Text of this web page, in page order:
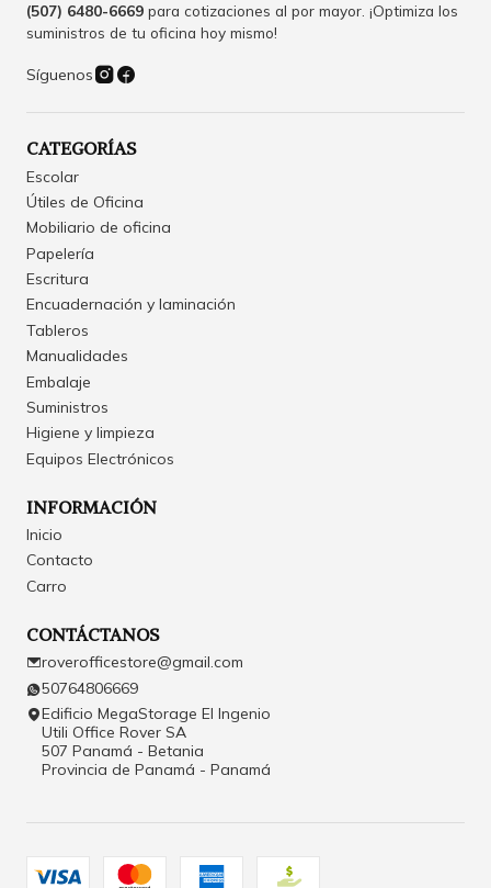
(507) 6480-6669 para cotizaciones al por mayor. ¡Optimiza los
suministros de tu oficina hoy mismo!
Síguenos
CATEGORÍAS
Escolar
Útiles de Oficina
Mobiliario de oficina
Papelería
Escritura
Encuadernación y laminación
Tableros
Manualidades
Embalaje
Suministros
Higiene y limpieza
Equipos Electrónicos
INFORMACIÓN
Inicio
Contacto
Carro
CONTÁCTANOS
roverofficestore@gmail.com
50764806669
Edificio MegaStorage El Ingenio
Utili Office Rover SA
507 Panamá - Betania
Provincia de Panamá - Panamá